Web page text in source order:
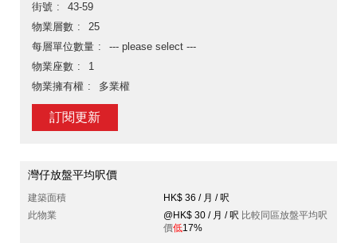
街號
43-59
物業層數
25
每層單位數量
--- please select ---
物業座數
1
物業擁有權
多業權
訂閱更新
灣仔放盤平均呎價
建築面積
HK$ 36 / 月 / 呎
此物業
@HK$ 30 / 月 / 呎 比較同區放盤平均呎
價低17%